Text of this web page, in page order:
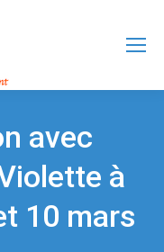
avec
à
10 mars